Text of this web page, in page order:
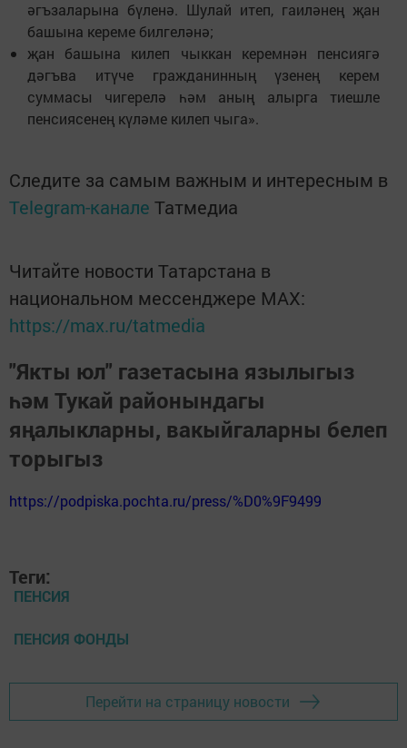
әгъзаларына бүленә. Шулай итеп, гаиләнең җан
башына кереме билгеләнә;
җан башына килеп чыккан керемнән пенсиягә
дәгъва итүче гражданинның үзенең керем
суммасы чигерелә һәм аның алырга тиешле
пенсиясенең күләме килеп чыга».
Следите за самым важным и интересным в
Telegram-канале Татмедиа
Читайте новости Татарстана в
национальном мессенджере MАХ:
https://max.ru/tatmedia
"Якты юл" газетасына язылыгыз
һәм Тукай районындагы
яңалыкларны, вакыйгаларны белеп
торыгыз
https://podpiska.pochta.ru/press/%D0%9F9499
Теги:
ПЕНСИЯ
ПЕНСИЯ ФОНДЫ
Перейти на страницу новости